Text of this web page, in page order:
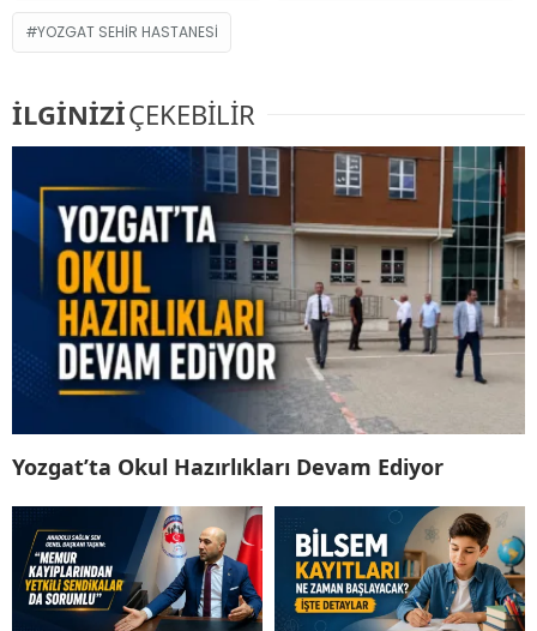
YOZGAT SEHIR HASTANESI
İLGİNİZİÇEKEBİLİR
Yozgat’ta Okul Hazırlıkları Devam Ediyor